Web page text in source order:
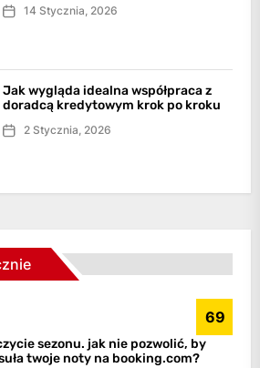
14 Stycznia, 2026
Jak wygląda idealna współpraca z
doradcą kredytowym krok po kroku
2 Stycznia, 2026
69
sezonu. jak nie pozwolić, by
twoje noty na booking.com?